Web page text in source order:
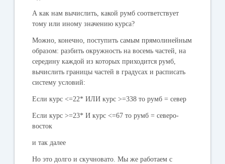
А как нам вычислить, какой румб соответствует
тому или иному значению курса?
Можно, конечно, поступить самым прямолинейным
образом: разбить окружность на восемь частей, на
середину каждой из которых приходится румб,
вычислить границы частей в градусах и расписать
систему условий:
Если курс <=22* ИЛИ курс >=338 то румб = север
Если курс >=23* И курс <=67 то румб = северо-
восток
и так далее
Но это долго и скучновато. Мы же работаем с